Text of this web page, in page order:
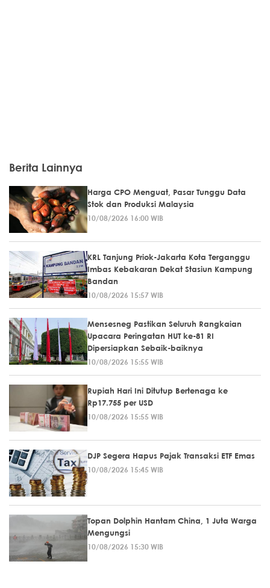
Berita Lainnya
Harga CPO Menguat, Pasar Tunggu Data
Stok dan Produksi Malaysia
10/08/2026 16:00 WIB
KRL Tanjung Priok-Jakarta Kota Terganggu
Imbas Kebakaran Dekat Stasiun Kampung
Bandan
10/08/2026 15:57 WIB
Mensesneg Pastikan Seluruh Rangkaian
Upacara Peringatan HUT ke-81 RI
Dipersiapkan Sebaik-baiknya
10/08/2026 15:55 WIB
Rupiah Hari Ini Ditutup Bertenaga ke
Rp17.755 per USD
10/08/2026 15:55 WIB
DJP Segera Hapus Pajak Transaksi ETF Emas
10/08/2026 15:45 WIB
Topan Dolphin Hantam China, 1 Juta Warga
Mengungsi
10/08/2026 15:30 WIB